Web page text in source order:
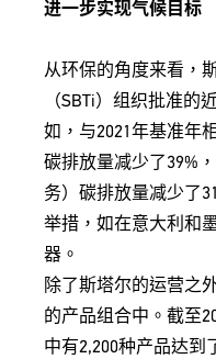
进一步实现气候目标
从环保的角度来看，
（SBTi）组织批准的
如，与2021年基准年
碳排放量减少了39%
务）碳排放量减少了
举措，如在意大利和
器。
除了斯塔尔的运营之
的产品组合中。截至
中有2,200种产品达到